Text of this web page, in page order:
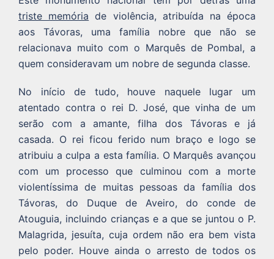
triste memória de violência, atribuída na época
aos Távoras, uma família nobre que não se
relacionava muito com o Marquês de Pombal, a
quem consideravam um nobre de segunda classe.
No início de tudo, houve naquele lugar um
atentado contra o rei D. José, que vinha de um
serão com a amante, filha dos Távoras e já
casada. O rei ficou ferido num braço e logo se
atribuiu a culpa a esta família. O Marquês avançou
com um processo que culminou com a morte
violentíssima de muitas pessoas da família dos
Távoras, do Duque de Aveiro, do conde de
Atouguia, incluindo crianças e a que se juntou o P.
Malagrida, jesuíta, cuja ordem não era bem vista
pelo poder. Houve ainda o arresto de todos os